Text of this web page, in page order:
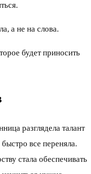
а не на слова.
будет приносить
разглядела талант
все переняла.
стала обеспечивать